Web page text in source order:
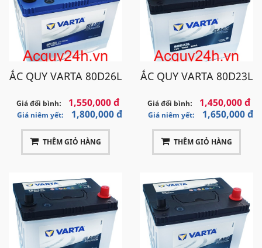
ẮC QUY VARTA 80D26L
Giá đổi bình: 1,550,000 đ
Giá niêm yết: 1,800,000 đ
THÊM GIỎ HÀNG
ẮC QUY VARTA 80D23L
Giá đổi bình: 1,450,000 đ
Giá niêm yết: 1,650,000 đ
THÊM GIỎ HÀNG